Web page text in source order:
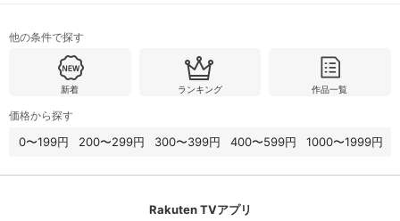
他の条件で探す
新着 ランキング 作品一覧
価格から探す
0〜199円 200〜299円 300〜399円 400〜599円 1000〜1999円
Rakuten TVアプリ